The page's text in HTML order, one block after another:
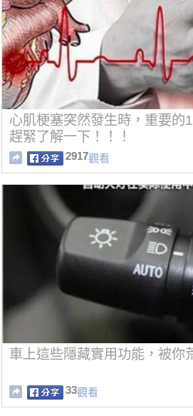
心肌梗塞突然發生時，重要的
趕緊了解一下！！！
2917觀看
車上這些隱藏實用功能，被你
33觀看